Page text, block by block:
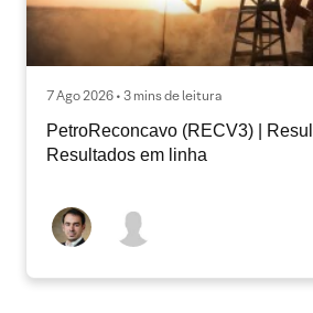
7 Ago 2026 • 3 mins de leitura
PetroReconcavo (RECV3) |
Resultados em linha